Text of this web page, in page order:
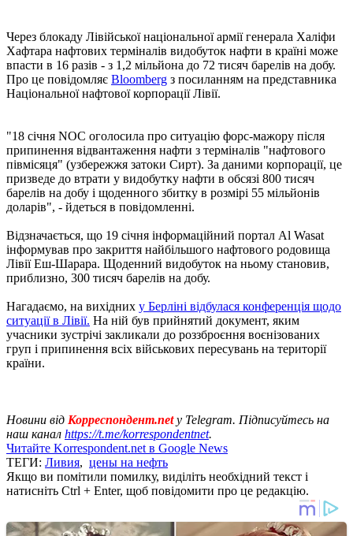
Через блокаду Лівійської національної армії генерала Халіфи
Хафтара нафтових терміналів видобуток нафти в країні може
впасти в 16 разів - з 1,2 мільйона до 72 тисяч барелів на добу.
Про це повідомляє Bloomberg з посиланням на представника
Національної нафтової корпорації Лівії.
"18 січня NOC оголосила про ситуацію форс-мажору після
припинення відвантаження нафти з терміналів "нафтового
півмісяця" (узбережжя затоки Сирт). За даними корпорації, це
призведе до втрати у видобутку нафти в обсязі 800 тисяч
барелів на добу і щоденного збитку в розмірі 55 мільйонів
доларів", - йдеться в повідомленні.
Відзначається, що 19 січня інформаційний портал Al Wasat
інформував про закриття найбільшого нафтового родовища
Лівії Еш-Шарара. Щоденний видобуток на ньому становив,
приблизно, 300 тисяч барелів на добу.
Нагадаємо, на вихідних у Берліні відбулася конференція щодо
ситуації в Лівії. На ній був прийнятий документ, яким
учасники зустрічі закликали до роззброєння воєнізованих
груп і припинення всіх військових пересувань на території
країни.
Новини від Корреспондент.net у Telegram. Підписуйтесь на
наш канал https://t.me/korrespondentnet.
Читайте Korrespondent.net в Google News
ТЕГИ: Ливия, цены на нефть
Якщо ви помітили помилку, виділіть необхідний текст і
натисніть Ctrl + Enter, щоб повідомити про це редакцію.